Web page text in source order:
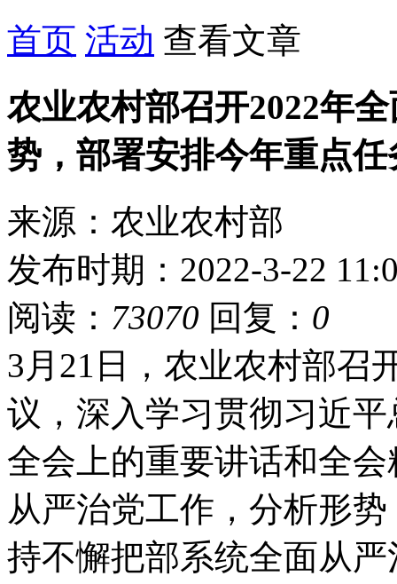
首页 活动 查看文章
农业农村部召开2022年
势，部署安排今年重点任
来源：农业农村部
发布时期：2022-3-22
阅读： 73070 回复： 0
3月21日，农业农村部召
议，深入学习贯彻习近
全会上的重要讲话和全
从严治党工作，分析形
持不懈把部系统全面从